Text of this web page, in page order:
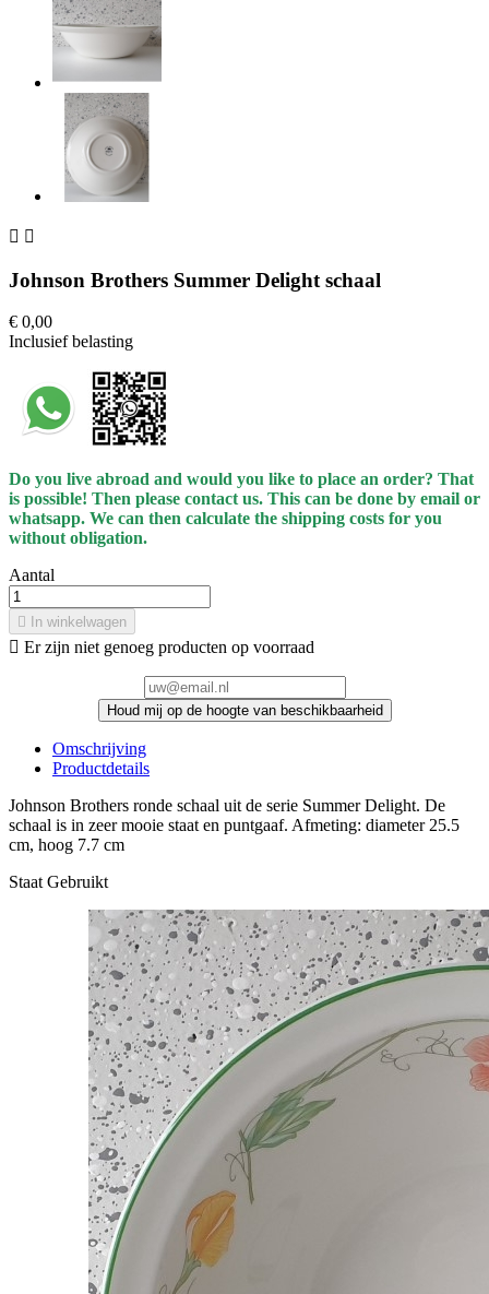
 
Johnson Brothers Summer Delight schaal
€ 0,00
Inclusief belasting
Do you live abroad and would you like to place an order? That
is possible! Then please contact us. This can be done by email or
whatsapp. We can then calculate the shipping costs for you
without obligation.
Aantal
 In winkelwagen
 Er zijn niet genoeg producten op voorraad
Houd mij op de hoogte van beschikbaarheid
Omschrijving
Productdetails
Johnson Brothers ronde schaal uit de serie Summer Delight. De
schaal is in zeer mooie staat en puntgaaf. Afmeting: diameter 25.5
cm, hoog 7.7 cm
StaatGebruikt